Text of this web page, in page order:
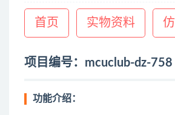
首页 实物资料
项目编号：mcuclub-dz-758
功能介绍：